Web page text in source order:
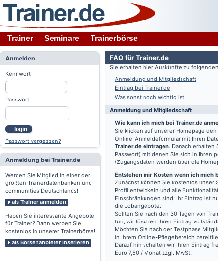
Trainer Seminare Trainerbörse
Anmelden
Kennwort
Passwort
login
Passwort vergessen?
Anmeldung bei Trainer.de
Werden Sie Mitglied in einer der
größten Trainerdatenbanken und -
communities Deutschlands!
als Trainer anmelden
Haben Sie interessante Angebote
für Trainer? Dann werben Sie
kostenlos in unserer Trainerbörse!
als Börsenanbieter inserieren
FAQ für Trainer.de
Sie erhalten hier Auskünfte zu
Anmeldung und Mitgliedschaft
Eintrag bei Trainer.de
Was sonst noch wichtig ist
Anmeldung und Mitgliedschaft
Wie kann ich mich bei Trainer.de
Sie klicken auf unserer Homepage
Online-Anmeldeformular mit Ihren
Trainer.de eintragen. Danach erhalten
Passwort) mit denen Sie sich in Ihren
(Zugangsdaten werden über die
Entstehen mir Kosten wenn ich mich
Zunächst können Sie kostenlos unser
Profil entwickeln und alle
Einschränkungen sind: Ihr Eintrag ist
die Jobangebote.
Sollten Sie nach den 30 Tagen von
tun; wir löschen Ihren Eintrag
Möchten Sie nach der Testphase
in Ihrem Online-Pflegebereich
Darauf hin schalten wir Ihren Eintrag
Euro 7,50 / Monat zzgl. MwSt.